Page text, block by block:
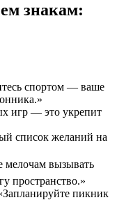
знакам:
спортом — ваше
игр — это укрепит
список желаний на
мелочам вызывать
пространство.»
пикник